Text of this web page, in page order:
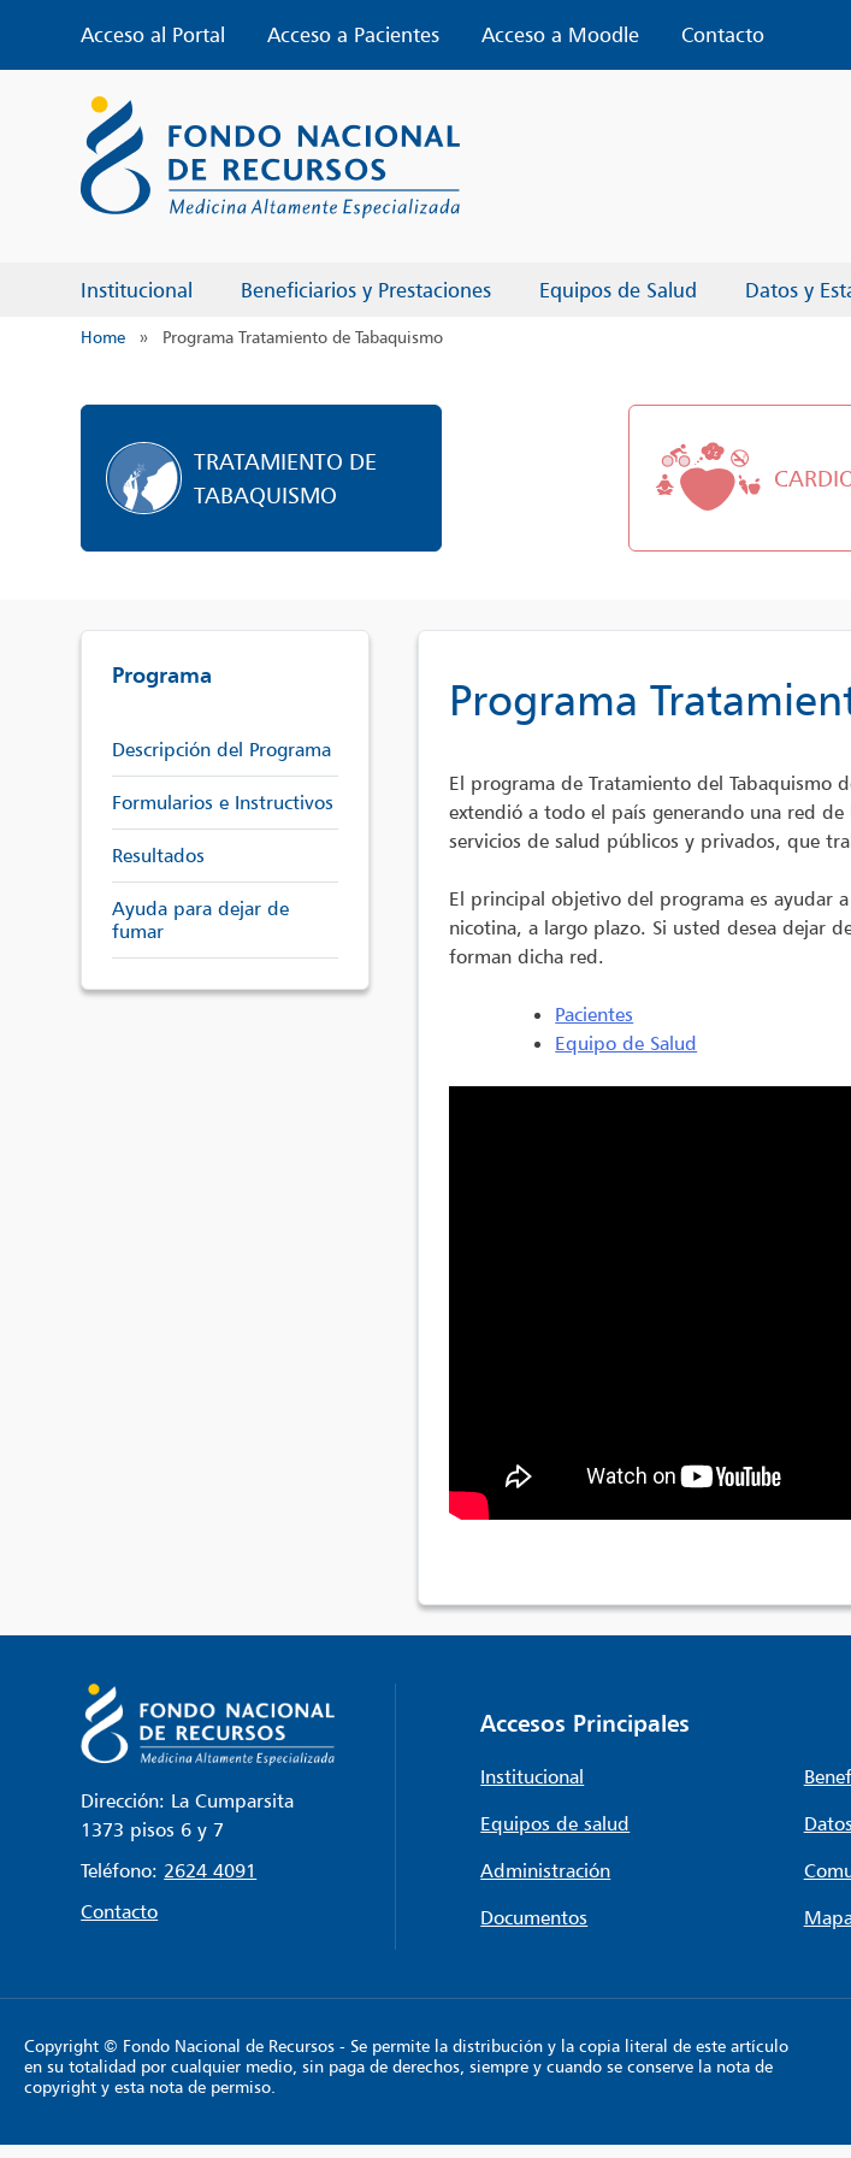
content
Acceso al Portal Acceso a Pacientes Acceso a Moodle
Contacto
Institucional Beneficiarios y Prestaciones Equipos de Salud Datos y
Home » Programa Tratamiento de Tabaquismo
TRATAMIENTO DE
TABAQUISMO
Programa
Descripción del Programa
Formularios e Instructivos
Resultados
Ayuda para dejar de
fumar
Programa
El programa de Tratamiento del Tabaquismo
extendió a todo el país generando una red
servicios de salud públicos y privados, que
El principal objetivo del programa es ayudar
nicotina, a largo plazo. Si usted desea dejar
forman dicha red.
Pacientes
Equipo de Salud
Dirección: La Cumparsita
1373 pisos 6 y 7
Teléfono: 2624 4091
Contacto
Accesos Principales
Institucional
Equipos de salud
Administración
Documentos
Copyright © Fondo Nacional de Recursos - Se permite la distribución y la copia literal de este artículo
en su totalidad por cualquier medio, sin paga de derechos, siempre y cuando se conserve la nota de
copyright y esta nota de permiso.